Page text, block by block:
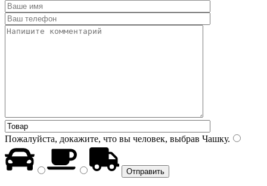
Пожалуйста, докажите, что вы человек, выбрав Чашку.